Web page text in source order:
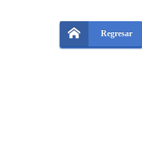
Regresar